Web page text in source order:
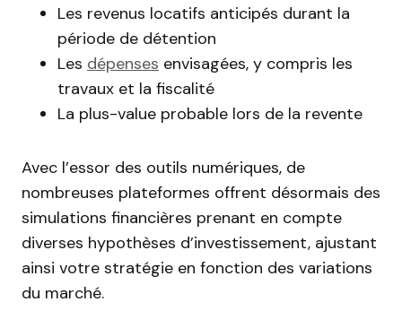
Les revenus locatifs anticipés durant la
période de détention
Les dépenses envisagées, y compris les
travaux et la fiscalité
La plus-value probable lors de la revente
Avec l’essor des outils numériques, de
nombreuses plateformes offrent désormais des
simulations financières prenant en compte
diverses hypothèses d’investissement, ajustant
ainsi votre stratégie en fonction des variations
du marché.